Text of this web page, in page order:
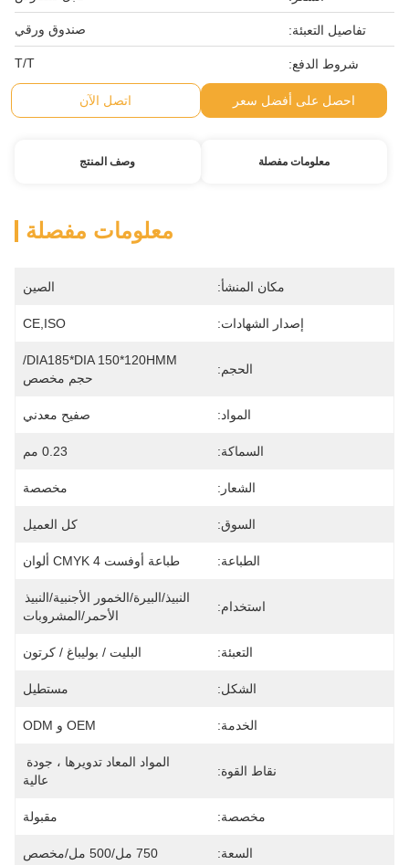
تفاصيل التعبئة: صندوق ورقي
شروط الدفع: T/T
احصل على أفضل سعر اتصل الآن
معلومات مفصلة وصف المنتج
معلومات مفصلة
مكان المنشأ: الصين
إصدار الشهادات: CE,ISO
الحجم:
DIA185*DIA 150*120HMM/
حجم مخصص
المواد: صفيح معدني
السماكة: 0.23 مم
الشعار: مخصصة
السوق: كل العميل
الطباعة: طباعة أوفست CMYK 4 ألوان
استخدام:
الأحمر/المشروبات
التعبئة: البليت / بوليباغ / كرتون
الشكل: مستطيل
الخدمة: OEM و ODM
نقاط القوة:
عالية
مخصصة: مقبولة
السعة: 750 مل/500 مل/مخصص